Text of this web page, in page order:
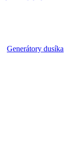
Generátory dusíka